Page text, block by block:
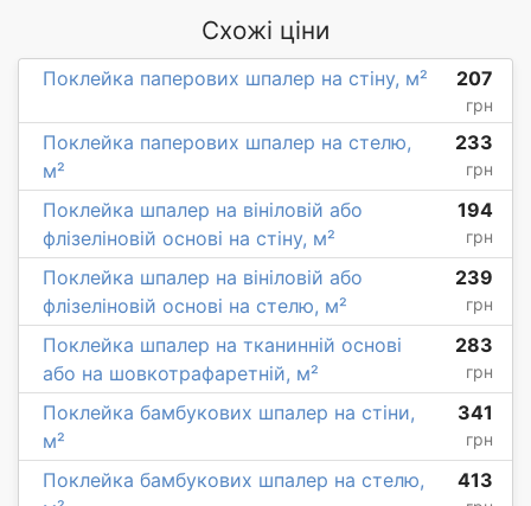
Схожі ціни
Поклейка паперових шпалер на стіну, м² 207
грн
Поклейка паперових шпалер на стелю,
м²
233
грн
Поклейка шпалер на вініловій або
флізеліновій основі на стіну, м²
194
грн
Поклейка шпалер на вініловій або
флізеліновій основі на стелю, м²
239
грн
Поклейка шпалер на тканинній основі
або на шовкотрафаретній, м²
283
грн
Поклейка бамбукових шпалер на стіни,
м²
341
грн
Поклейка бамбукових шпалер на стелю,
413